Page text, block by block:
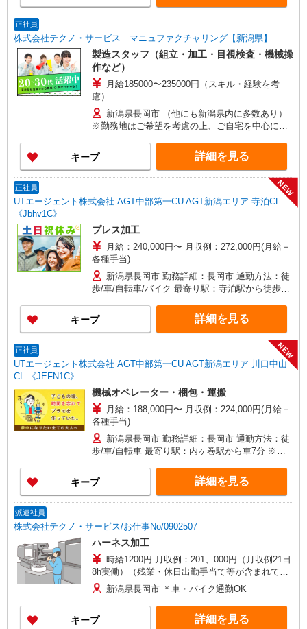
焦らず1つずつ覚えられます◎
正社員
株式会社テクノ・サービス マニュファクチャリング【新潟県】
製造スタッフ（組立・加工・目視検査・機械操
作など）
月給185000〜235000円（スキル・経験を考
慮）
新潟県長岡市 （他にも新潟県内に多数あり）
※勤務地はご希望を考慮の上、ご自宅を中心に通
し）
キープ 詳細を見る
正社員
UTエージェント株式会社 AGT中部第一CU AGT新潟エリア 寺泊CL
《Jbhv1C》
NEW
プレス加工
月給：240,000円〜 月収例：272,000円(月給＋
各種手当)
新潟県長岡市 勤務詳細：長岡市 通勤方法：徒
歩/車/自転車/バイク 最寄り駅：寺泊駅から徒歩12
キープ 詳細を見る
正社員
UTエージェント株式会社 AGT中部第一CU AGT新潟エリア 川口中山
CL 《JEFN1C》
NEW
機械オペレーター・梱包・運搬
月給：188,000円〜 月収例：224,000円(月給＋
各種手当)
新潟県長岡市 勤務詳細：長岡市 通勤方法：徒
歩/車/自転車 最寄り駅：内ヶ巻駅から車7分 ※構
キープ 詳細を見る
派遣社員
株式会社テクノ・サービス/お仕事No/0902507
ハーネス加工
時給1200円 月収例：201、000円（月収例21日
8h実働）（残業・休日出勤手当て等が含まれてい
ます） 交通費全額支給
新潟県長岡市 ＊車・バイク通勤OK
キープ 詳細を見る